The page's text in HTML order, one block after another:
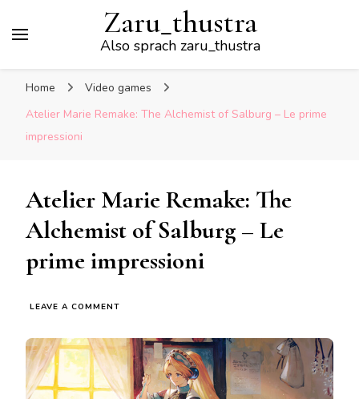
Zaru_thustra
Also sprach zaru_thustra
Home
Video games
Atelier Marie Remake: The Alchemist of Salburg – Le prime
impressioni
Atelier Marie Remake: The
Alchemist of Salburg – Le
prime impressioni
LEAVE A COMMENT
REMAKE:
THE
ALCHEMIST
OF